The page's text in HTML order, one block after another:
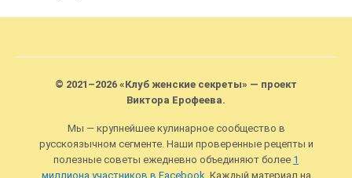
© 2021–2026 «Клуб женские секреты» — проект
Виктора Ерофеева.
Мы — крупнейшее кулинарное сообщество в
русскоязычном сегменте. Наши проверенные рецепты и
полезные советы ежедневно объединяют более 1
миллиона участников в Facebook . Каждый материал на